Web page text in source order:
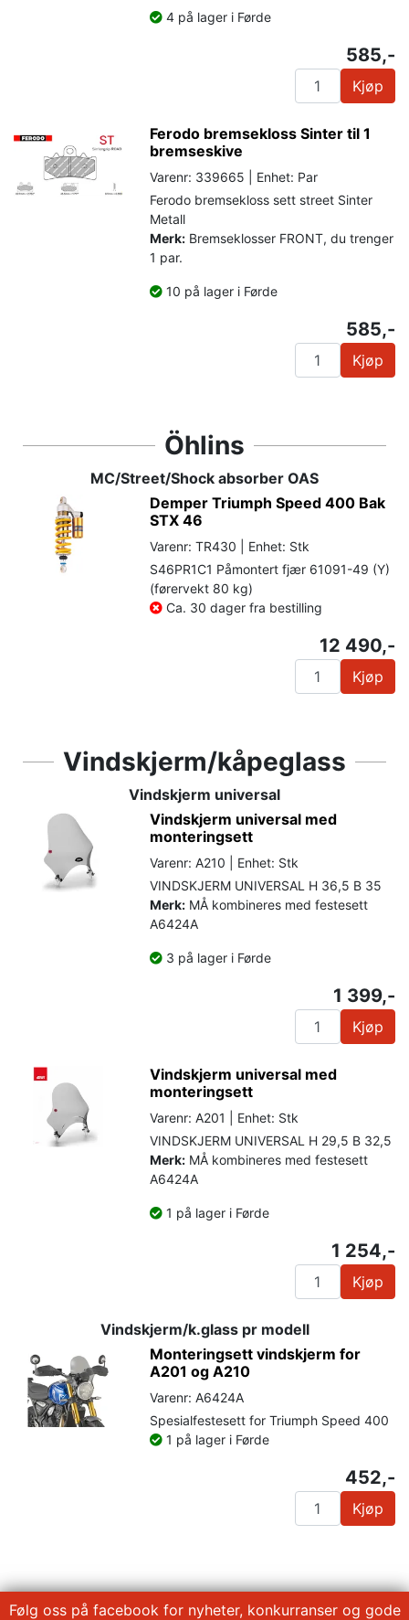
4 på lager i Førde
585,-
Kjøp
Ferodo bremsekloss Sinter til 1
bremseskive
Varenr: 339665 | Enhet: Par
Ferodo bremsekloss sett street Sinter
Metall
Merk: Bremseklosser FRONT, du trenger
1 par.
10 på lager i Førde
585,-
Kjøp
Öhlins
MC/Street/Shock absorber OAS
Demper Triumph Speed 400 Bak
STX 46
Varenr: TR430 | Enhet: Stk
S46PR1C1 Påmontert fjær 61091-49 (Y)
(førervekt 80 kg)
Ca. 30 dager fra bestilling
12 490,-
Kjøp
Vindskjerm/kåpeglass
Vindskjerm universal
Vindskjerm universal med
monteringsett
Varenr: A210 | Enhet: Stk
VINDSKJERM UNIVERSAL H 36,5 B 35
Merk: MÅ kombineres med festesett
A6424A
3 på lager i Førde
1 399,-
Kjøp
Vindskjerm universal med
monteringsett
Varenr: A201 | Enhet: Stk
VINDSKJERM UNIVERSAL H 29,5 B 32,5
Merk: MÅ kombineres med festesett
A6424A
1 på lager i Førde
1 254,-
Kjøp
Vindskjerm/k.glass pr modell
Monteringsett vindskjerm for
A201 og A210
Varenr: A6424A
Spesialfestesett for Triumph Speed 400
1 på lager i Førde
452,-
Kjøp
Følg oss på facebook for nyheter, konkurranser og gode